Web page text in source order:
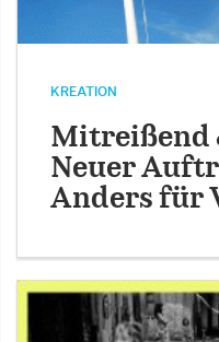
KREATION
Mitreißend
Neuer
Anders für